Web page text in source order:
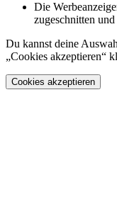
Die
zugeschnitten
Du kannst deine
„Cookies akzeptieren“
Cookies akzeptieren